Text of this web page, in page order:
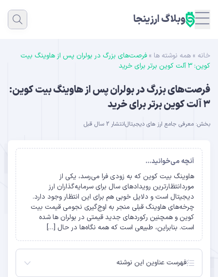
وبلاگ ارزینجا
خانه » همه نوشته ها » فرصت‌های بزرگ در بولران پس از هاوینگ بیت
کوین: ۳ آلت کوین برتر برای خرید
فرصت‌های بزرگ در بولران پس از هاوینگ بیت کوین:
۳ آلت کوین برتر برای خرید
بخش: معرفی جامع ارز های دیجیتالانتشار 2 سال قبل
آنچه می‌خوانید...
هاوینگ بیت کوین که به زودی فرا می‌رسد، یکی از
موردانتظارترین رویدادهای سال برای سرمایه‌گذاران ارز
دیجیتال است و دلایل خوبی هم برای این انتظار وجود دارد.
چرخه‌های هاوینگ قبلی منجر به اوج‌گیری نجومی قیمت بیت
کوین و همچنین رکوردهای جدید قیمتی در بولران ها شده
است. بنابراین، طبیعی است که همه نگاه‌ها در حال […]
فهرست عناوین این نوشته